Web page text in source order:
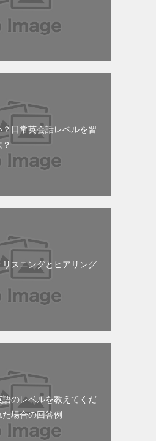
日常英会話レベルを習
スニングとヒアリング
のレベルを教えてくだ
場合の回答例